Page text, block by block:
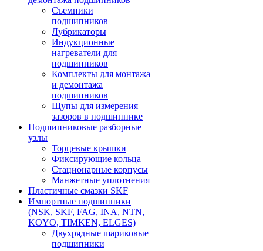
Съемники
подшипников
Лубрикаторы
Индукционные
нагреватели для
подшипников
Комплекты для монтажа
и демонтажа
подшипников
Щупы для измерения
зазоров в подшипнике
Подшипниковые разборные
узлы
Торцевые крышки
Фиксирующие кольца
Стационарные корпусы
Манжетные уплотнения
Пластичные смазки SKF
Импортные подшипники
(NSK, SKF, FAG, INA, NTN,
KOYO, TIMKEN, ELGES)
Двухрядные шариковые
подшипники